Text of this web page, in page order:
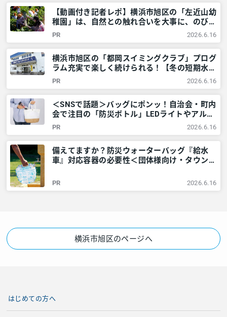
【動画付き記者レポ】横浜市旭区の「左近山幼
稚園」は、自然との触れ合いを大事に、のびの
びとした教育を提供！＜満3歳児募集中＞ – 神
奈川・東京多摩のご近所情報 – レアリア
PR 2026.6.16
横浜市旭区の「都岡スイミングクラブ」プログ
ラム充実で楽しく続けられる！【冬の短期水泳
教室開催！】 – 神奈川・東京多摩のご近所情
報 – レアリア
PR 2026.6.16
＜SNSで話題＞バッグにポンッ！自治会・町内
会で注目の「防災ボトル」LEDライトやアルミ
シートなど6点が1本に – 神奈川・東京多摩の
ご近所情報 – レアリア
PR 2026.6.16
備えてますか？防災ウォーターバッグ『給水
車』対応容器の必要性＜団体様向け・タウンニ
多摩のご近所情報 – レアリア
PR 2026.6.16
横浜市旭区のページへ
はじめての方へ